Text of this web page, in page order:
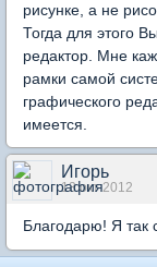
рисунке, а не
Тогда для этого
редактор. Мне
рамки самой
графического
имеется.
Игорь
13 окт 2012
Благодарю! Я так